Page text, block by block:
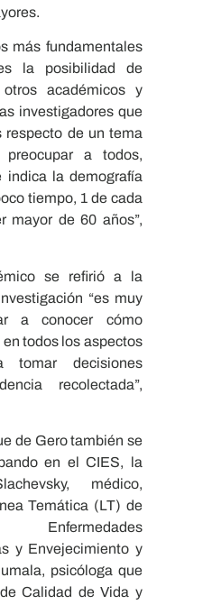
más fundamentales
la posibilidad de
académicos y
investigadores que
respecto de un tema
a todos,
indica la demografía
tiempo, 1 de cada
mayor de 60 años”,
se refirió a la
“es muy
a conocer cómo
todos los aspectos
tomar decisiones
recolectada”,
de Gero también se
en el CIES, la
médico,
Temática (LT) de
Enfermedades
y Envejecimiento y
psicóloga que
Calidad de Vida y